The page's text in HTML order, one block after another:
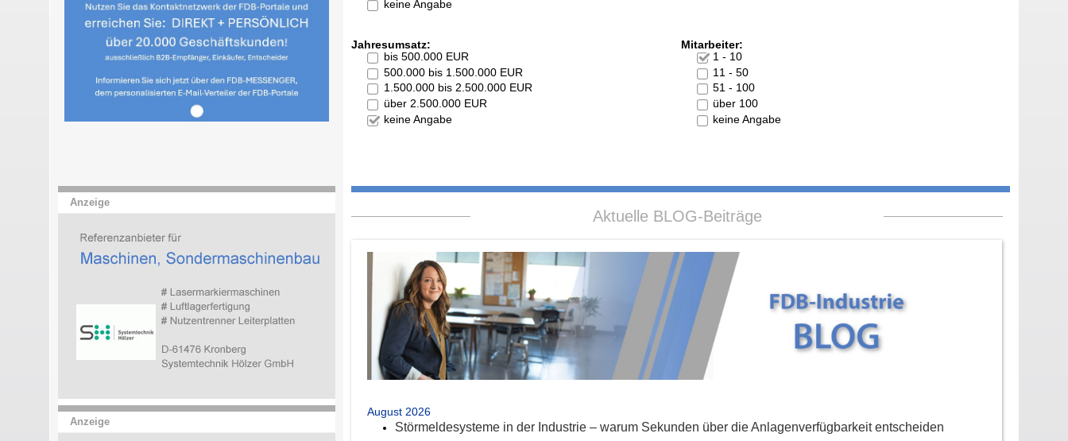
Anzeige
Anzeige
keine Angabe
Jahresumsatz:
bis 500.000 EUR
500.000 bis 1.500.000 EUR
1.500.000 bis 2.500.000 EUR
über 2.500.000 EUR
keine Angabe
Mitarbeiter:
1 - 10
11 - 50
51 - 100
über 100
keine Angabe
Aktuelle BLOG-Beiträge
August 2026
Störmeldesysteme in der Industrie – warum Sekunden über die Anlagenverfügbarkeit entscheiden